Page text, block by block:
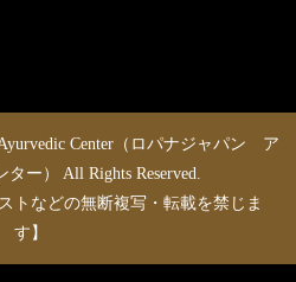
Center（ロパナジャパン ア
ー） All Rights Reserved.
トなどの無断複写・転載を禁じま
す】